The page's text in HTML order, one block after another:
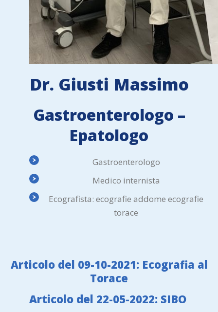
Dr. Giusti Massimo
Gastroenterologo –
Epatologo
Gastroenterologo
Medico internista
Ecografista: ecografie addome ecografie
torace
Articolo del 09-10-2021: Ecografia al
Torace
Articolo del 22-05-2022: SIBO